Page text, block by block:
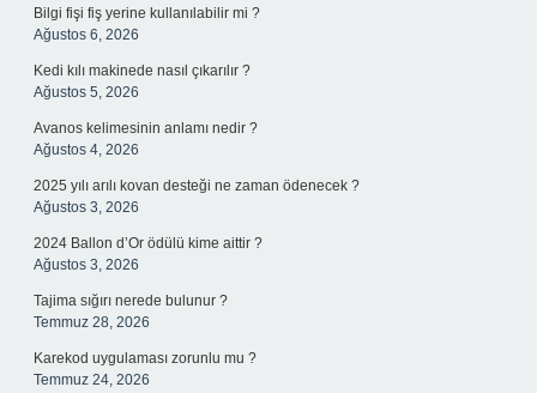
Bilgi fişi fiş yerine kullanılabilir mi ?
Ağustos 6, 2026
Kedi kılı makinede nasıl çıkarılır ?
Ağustos 5, 2026
Avanos kelimesinin anlamı nedir ?
Ağustos 4, 2026
2025 yılı arılı kovan desteği ne zaman ödenecek ?
Ağustos 3, 2026
2024 Ballon d’Or ödülü kime aittir ?
Ağustos 3, 2026
Tajima sığırı nerede bulunur ?
Temmuz 28, 2026
Karekod uygulaması zorunlu mu ?
Temmuz 24, 2026